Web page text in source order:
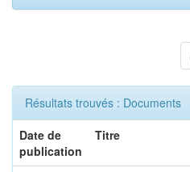
Résultats trouvés : Documents
Date de
publication
Titre